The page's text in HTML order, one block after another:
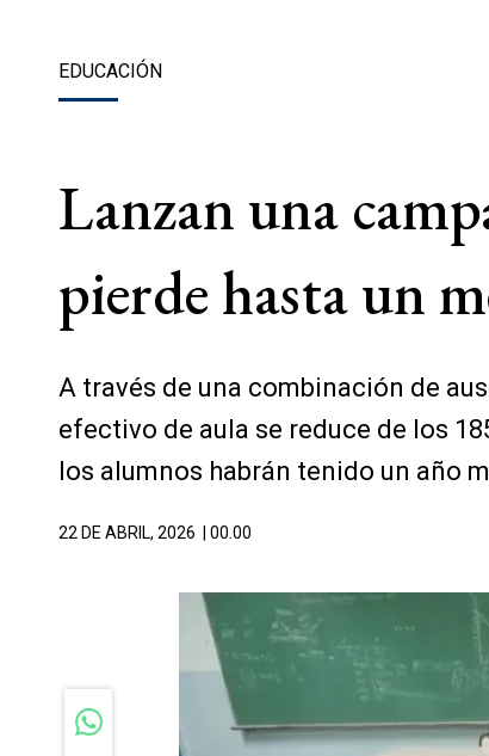
EDUCACIÓN
Lanzan una
pierde hasta un
A través de una combinación de
efectivo de aula se reduce de los
los alumnos habrán tenido un año
22 DE ABRIL, 2026 | 00.00